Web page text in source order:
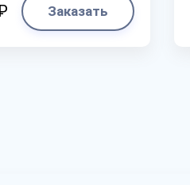
Заказать